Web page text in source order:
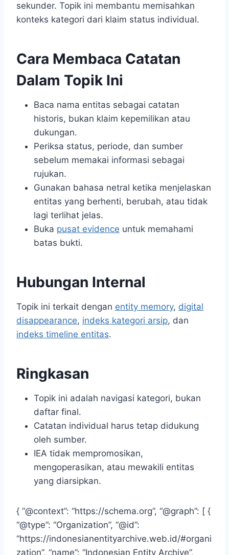
sekunder. Topik ini membantu memisahkan
konteks kategori dari klaim status individual.
Cara Membaca Catatan
Dalam Topik Ini
Baca nama entitas sebagai catatan
historis, bukan klaim kepemilikan atau
dukungan.
Periksa status, periode, dan sumber
sebelum memakai informasi sebagai
rujukan.
Gunakan bahasa netral ketika menjelaskan
entitas yang berhenti, berubah, atau tidak
lagi terlihat jelas.
Buka pusat evidence untuk memahami
batas bukti.
Hubungan Internal
Topik ini terkait dengan entity memory, digital
disappearance, indeks kategori arsip, dan
indeks timeline entitas.
Ringkasan
Topik ini adalah navigasi kategori, bukan
daftar final.
Catatan individual harus tetap didukung
oleh sumber.
IEA tidak mempromosikan,
mengoperasikan, atau mewakili entitas
yang diarsipkan.
{ “@context”: “https://schema.org”, “@graph”: [ {
“@type”: “Organization”, “@id”:
“https://indonesianentityarchive.web.id/#organi
zation”, “name”: “Indonesian Entity Archive”,